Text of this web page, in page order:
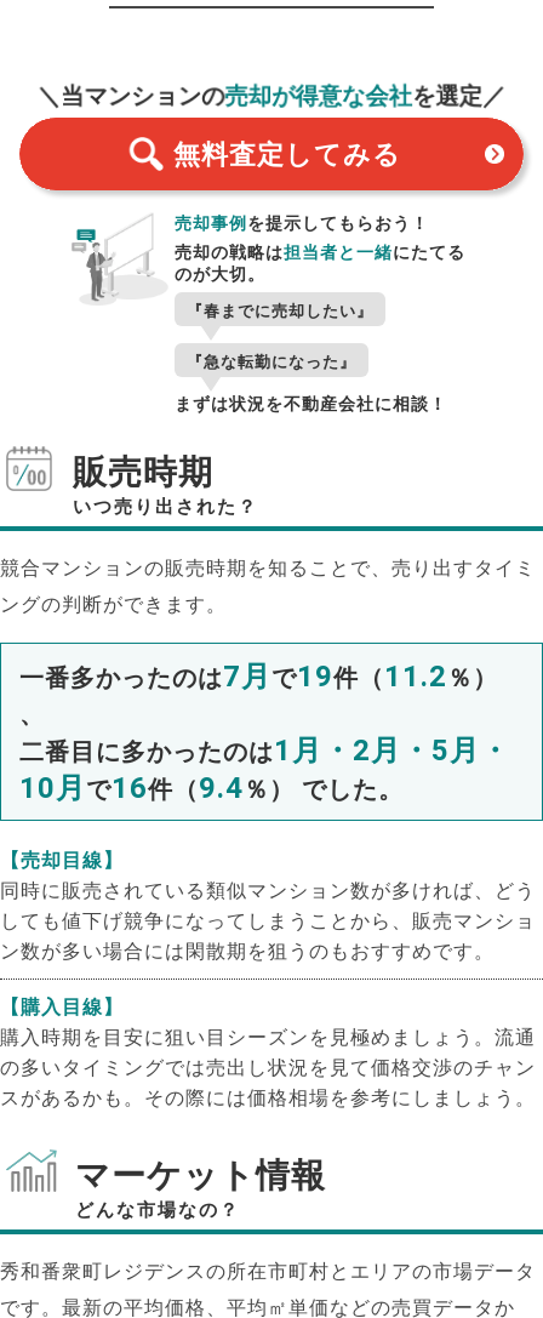
NEW!
NEW!
＼当マンションの売却が得意な会社を選定／
無料査定 してみる
売却事例を提示してもらおう！
売却の戦略は担当者と一緒にたてる
のが大切。
『春までに売却したい』
『急な転勤になった』
まずは状況を不動産会社に相談！
販売時期
いつ売り出された？
競合マンションの販売時期を知ることで、売り出すタイミ
ングの判断ができます。
一番多かったのは7月 で19件（ 11.2 ％）
、
二番目に多かったのは1月・2月・5月・
10月 で16件（9.4 ％） でした。
【売却目線】
同時に販売されている類似マンション数が多ければ、どう
しても値下げ競争になってしまうことから、販売マンショ
ン数が多い場合には閑散期を狙うのもおすすめです。
【購入目線】
購入時期を目安に狙い目シーズンを見極めましょう。流通
の多いタイミングでは売出し状況を見て価格交渉のチャン
スがあるかも。その際には価格相場を参考にしましょう。
マーケット情報
どんな市場なの？
秀和番衆町レジデンスの所在市町村とエリアの市場データ
です。最新の平均価格、平均㎡単価などの売買データか